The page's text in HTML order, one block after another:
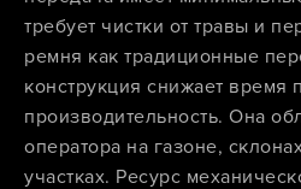
требует чистки от травы и
ремня как традиционные
конструкция снижает время
производительность. Она
оператора на газоне,
участках. Ресурс